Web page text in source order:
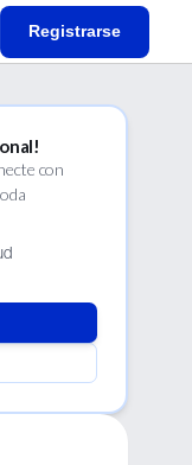
Registrarse
con